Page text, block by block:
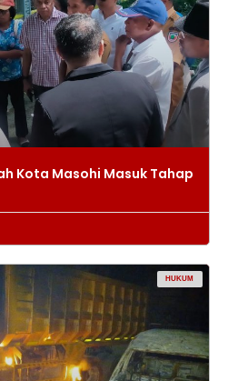
Kota Masohi Masuk Tahap
HUKUM